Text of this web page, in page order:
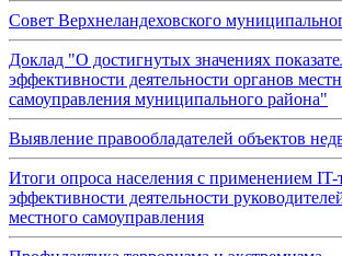
Совет Верхнеландеховского
Доклад "О достигнутых значениях
эффективности деятельности органов
самоуправления муниципального района"
Выявление правообладателей объектов
Итоги опроса населения с применением IT-
эффективности деятельности
местного самоуправления